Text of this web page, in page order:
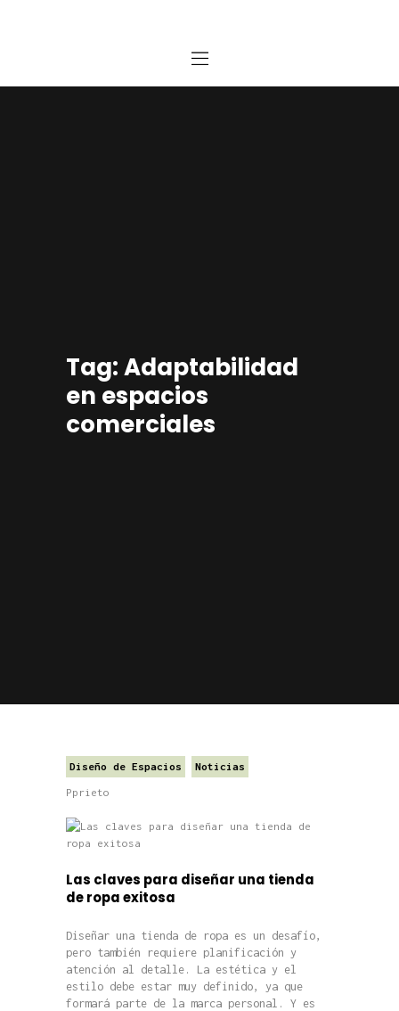
Tag: Adaptabilidad
en espacios
comerciales
Diseño de Espacios Noticias
Pprieto
Las claves para diseñar una tienda
de ropa exitosa
Diseñar una tienda de ropa es un desafío,
pero también requiere planificación y
atención al detalle. La estética y el
estilo debe estar muy definido, ya que
formará parte de la marca personal. Y es